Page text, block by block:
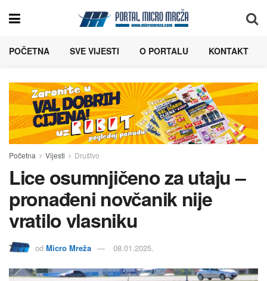
POČETNA SVE VIJESTI O PORTALU KONTAKT
Početna Vijesti Društvo
Lice osumnjičeno za utaju –
pronađeni novčanik nije
vratilo vlasniku
od Micro Mreža 08.01.2025.